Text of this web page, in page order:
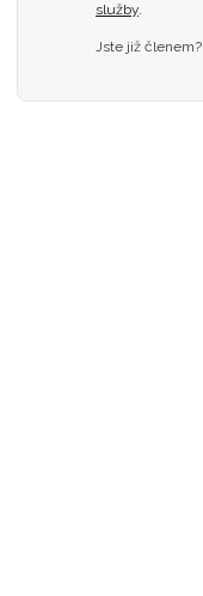
služby.
Jste již členem?